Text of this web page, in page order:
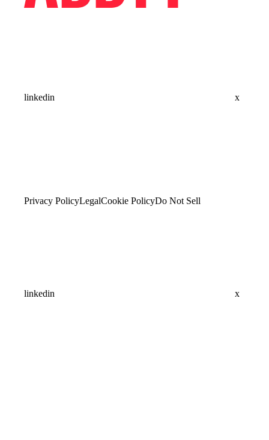
linkedin x
Privacy PolicyLegalCookie PolicyDo Not Sell
linkedin x